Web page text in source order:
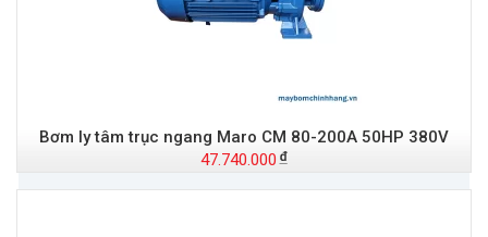
Bơm ly tâm trục ngang Maro CM 80-200A 50HP 380V
47.740.000